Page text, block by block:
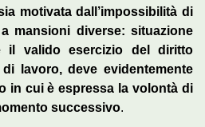
motivata dall’impossibilità di
mansioni diverse: situazione
il valido esercizio del diritto
lavoro, deve evidentemente
in cui è espressa la volontà di
successivo.